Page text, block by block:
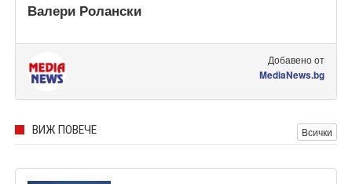
Валери Ролански
Добавено от
MediaNews.bg
ВИЖ ПОВЕЧЕ Всички